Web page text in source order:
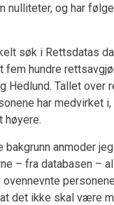
nulliteter, og har
søk i Rettsdatas
fem hundre
Hedlund. Tallet over
har medvirket i,
høyere.
bakgrunn anmoder
– fra databasen –
det ikke skal være